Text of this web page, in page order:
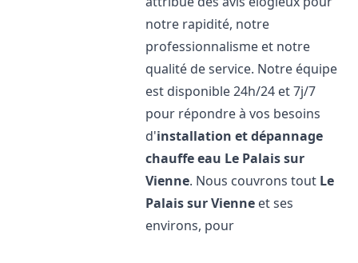
notre rapidité, notre
professionnalisme et notre
qualité de service. Notre équipe
est disponible 24h/24 et 7j/7
pour répondre à vos besoins
d'installation et dépannage
chauffe eau Le Palais sur
Vienne. Nous couvrons tout Le
Palais sur Vienne et ses
environs, pour